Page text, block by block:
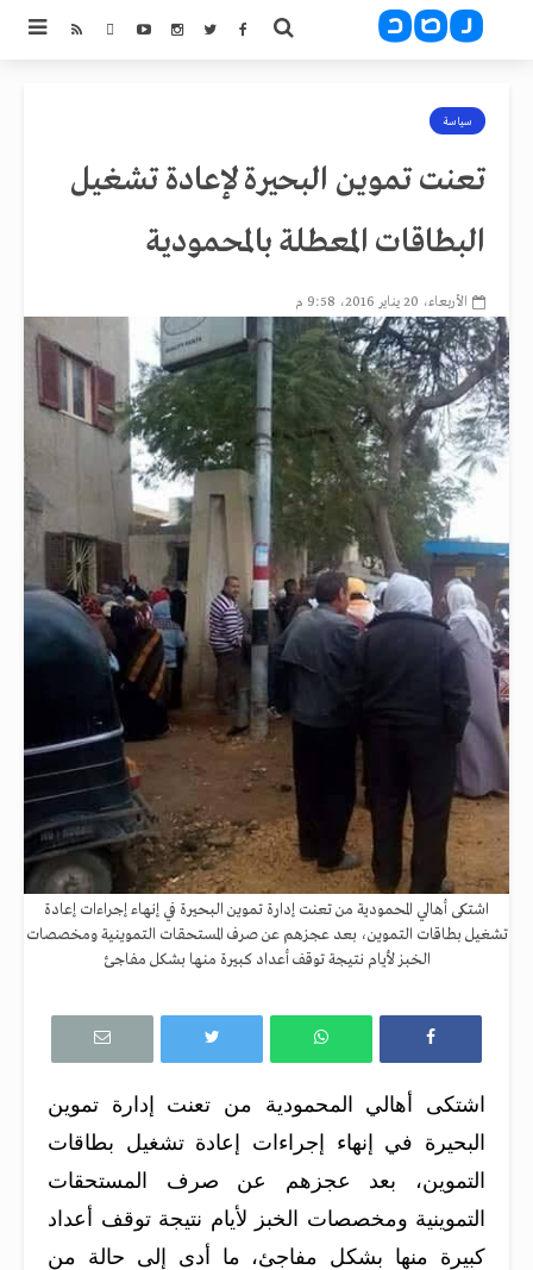
سياسة
تعنت تموين البحيرة لإعادة تشغيل
البطاقات المعطلة بالمحمودية
الأربعاء، 20 يناير 2016، 9:58 م
اشتكى أهالي المحمودية من تعنت إدارة تموين البحيرة في إنهاء إجراءات إعادة
تشغيل بطاقات التموين، بعد عجزهم عن صرف المستحقات التموينية ومخصصات
الخبز لأيام نتيجة توقف أعداد كبيرة منها بشكل مفاجئ
اشتكى أهالي المحمودية من تعنت إدارة تموين
البحيرة في إنهاء إجراءات إعادة تشغيل بطاقات
التموين، بعد عجزهم عن صرف المستحقات
التموينية ومخصصات الخبز لأيام نتيجة توقف أعداد
كبيرة منها بشكل مفاجئ، ما أدى إلى حالة من